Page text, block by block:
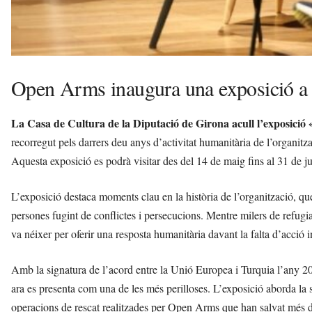
Open Arms inaugura una exposició
La Casa de Cultura de la Diputació de Girona acull
recorregut pels darrers deu anys d’activitat humanitària de
Aquesta exposició es podrà visitar des del 14 de maig fins al 31 de
L’exposició destaca moments clau en la història de l’organització,
persones fugint de conflictes i persecucions. Mentre milers de
va néixer per oferir una resposta humanitària davant la falta d’acció
Amb la signatura de l’acord entre la Unió Europea i Turquia l’any
ara es presenta com una de les més perilloses. L’exposició aborda
operacions de rescat realitzades per Open Arms que han salvat més